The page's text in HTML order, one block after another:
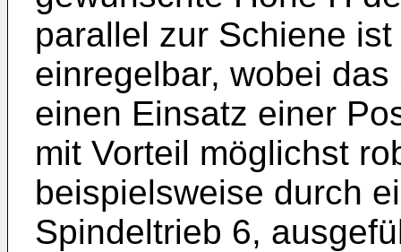
parallel zur Schiene
einregelbar, wobei
einen Einsatz einer
mit Vorteil möglichst
beispielsweise durch
Spindeltrieb 6,